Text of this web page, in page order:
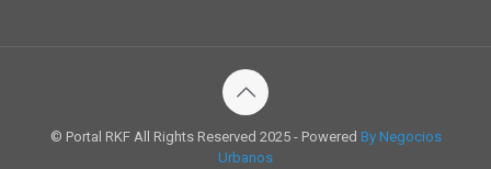
© Portal RKF All Rights Reserved 2025 - Powered By Negocios
Urbanos